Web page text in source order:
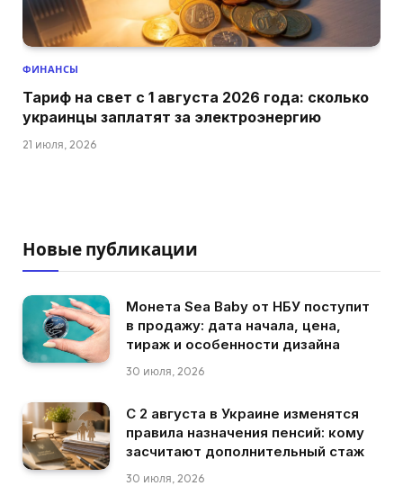
ФИНАНСЫ
Тариф на свет с 1 августа 2026 года: сколько
украинцы заплатят за электроэнергию
21 июля, 2026
Новые публикации
Монета Sea Baby от НБУ поступит
в продажу: дата начала, цена,
тираж и особенности дизайна
30 июля, 2026
С 2 августа в Украине изменятся
правила назначения пенсий: кому
засчитают дополнительный стаж
30 июля, 2026